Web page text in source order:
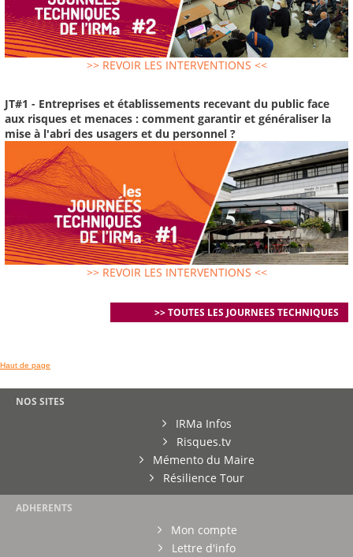
>> REVOIR LES INTERVENTIONS <<
JT#1 - Entreprises et établissements recevant du public face
aux risques et menaces : comment garantir et généraliser la
mise à l'abri des usagers et du personnel ?
>> REVOIR LES INTERVENTIONS <<
>> TOUTES LES JOURNEES TECHNIQUES
Haut de page
NOS SITES
IRMa Infos
Risques.tv
Mémento du Maire
Résilience Tour
ADHERENTS
Mon compte
Lettre d'info